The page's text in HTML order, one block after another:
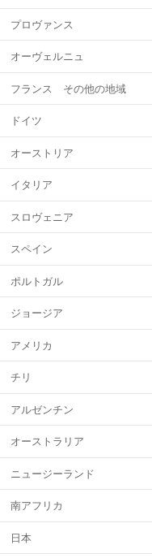
プロヴァンス
オーヴェルニュ
フランス その他の地域
ドイツ
オーストリア
イタリア
スロヴェニア
スペイン
ポルトガル
ジョージア
アメリカ
チリ
アルゼンチン
オーストラリア
ニュージーランド
南アフリカ
日本